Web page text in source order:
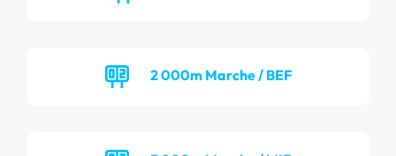
2 000m Marche / BEF